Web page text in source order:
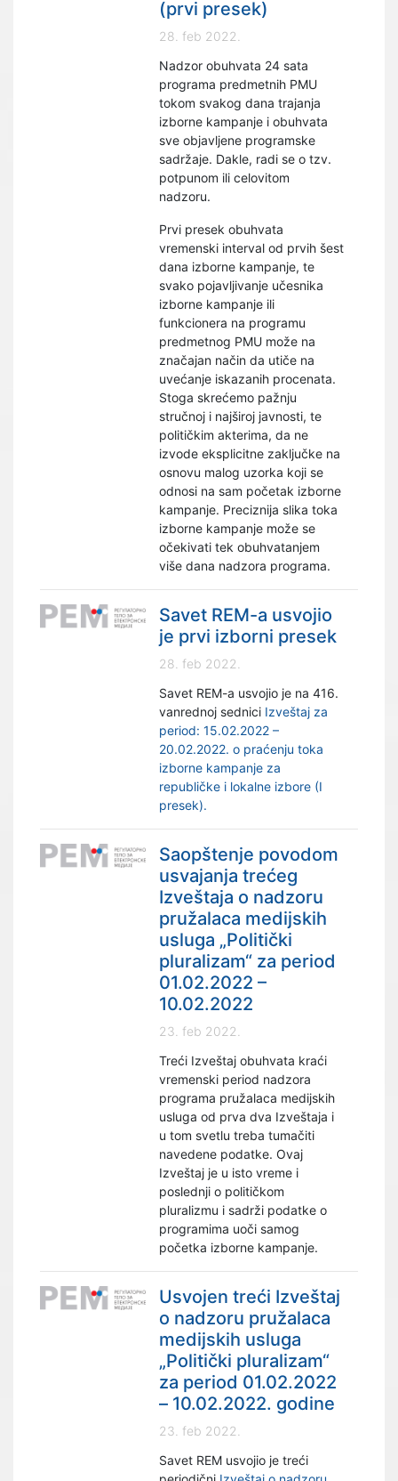
(prvi presek)
28. feb 2022.
Nadzor obuhvata 24 sata
programa predmetnih PMU
tokom svakog dana trajanja
izborne kampanje i obuhvata
sve objavljene programske
sadržaje. Dakle, radi se o tzv.
potpunom ili celovitom
nadzoru.
Prvi presek obuhvata
vremenski interval od prvih šest
dana izborne kampanje, te
svako pojavljivanje učesnika
izborne kampanje ili
funkcionera na programu
predmetnog PMU može na
značajan način da utiče na
uvećanje iskazanih procenata.
Stoga skrećemo pažnju
stručnoj i najširoj javnosti, te
političkim akterima, da ne
izvode eksplicitne zaključke na
osnovu malog uzorka koji se
odnosi na sam početak izborne
kampanje. Preciznija slika toka
izborne kampanje može se
očekivati tek obuhvatanjem
više dana nadzora programa.
Savet REM-a usvojio
je prvi izborni presek
28. feb 2022.
Savet REM-a usvojio je na 416.
vanrednoj sednici Izveštaj za
period: 15.02.2022 –
20.02.2022. o praćenju toka
izborne kampanje za
republičke i lokalne izbore (I
presek).
Saopštenje povodom
usvajanja trećeg
Izveštaja o nadzoru
pružalaca medijskih
usluga „Politički
pluralizam“ za period
01.02.2022 –
10.02.2022
23. feb 2022.
Treći Izveštaj obuhvata kraći
vremenski period nadzora
programa pružalaca medijskih
usluga od prva dva Izveštaja i
u tom svetlu treba tumačiti
navedene podatke. Ovaj
Izveštaj je u isto vreme i
poslednji o političkom
pluralizmu i sadrži podatke o
programima uoči samog
početka izborne kampanje.
Usvojen treći Izveštaj
o nadzoru pružalaca
medijskih usluga
„Politički pluralizam“
za period 01.02.2022
– 10.02.2022. godine
23. feb 2022.
Savet REM usvojio je treći